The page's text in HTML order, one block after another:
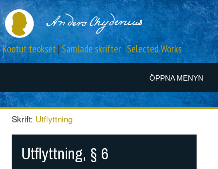
ÖPPNA MENYN
Kootut teokset|Samlade skrifter|Selected Works
Skrift: Utflyttning
Utflyttning, § 6